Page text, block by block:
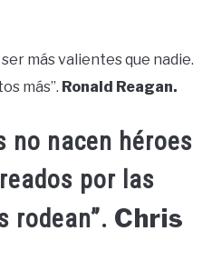
más valientes que nadie.
más”. Ronald Reagan.
no nacen héroes
por las
rodean”. Chris